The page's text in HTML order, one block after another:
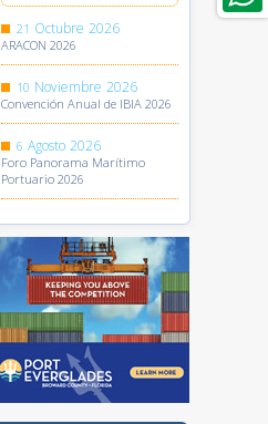
21 Octubre 2026
ARACON 2026
10 Noviembre 2026
Convención Anual de IBIA 2026
6 Agosto 2026
Foro Panorama Marítimo
Portuario 2026